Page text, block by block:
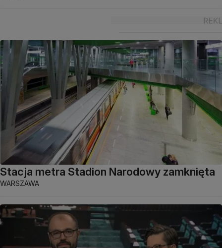
Stacja metra Stadion Narodowy zamknięta
WARSZAWA